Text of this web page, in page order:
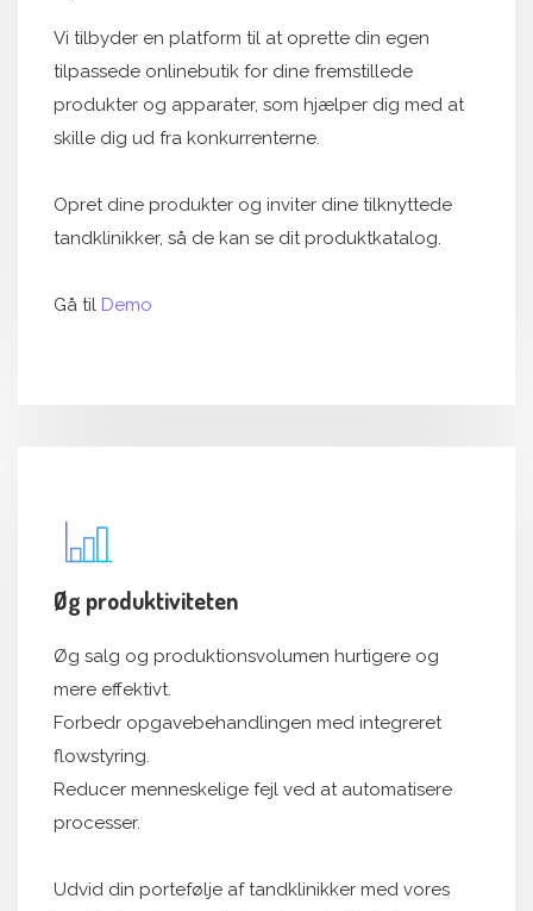
Vi tilbyder en platform til at oprette din egen
tilpassede onlinebutik for dine fremstillede
produkter og apparater, som hjælper dig med at
skille dig ud fra konkurrenterne.
Opret dine produkter og inviter dine tilknyttede
tandklinikker, så de kan se dit produktkatalog.
Gå til Demo
Øg produktiviteten
Øg salg og produktionsvolumen hurtigere og
mere effektivt.
Forbedr opgavebehandlingen med integreret
flowstyring.
Reducer menneskelige fejl ved at automatisere
processer.
Udvid din portefølje af tandklinikker med vores